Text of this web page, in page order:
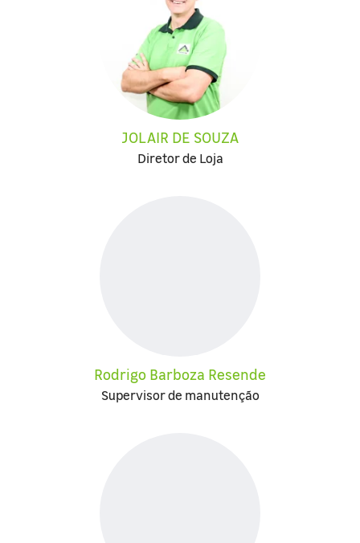
JOLAIR DE SOUZA
Diretor de Loja
Rodrigo Barboza Resende
Supervisor de manutenção